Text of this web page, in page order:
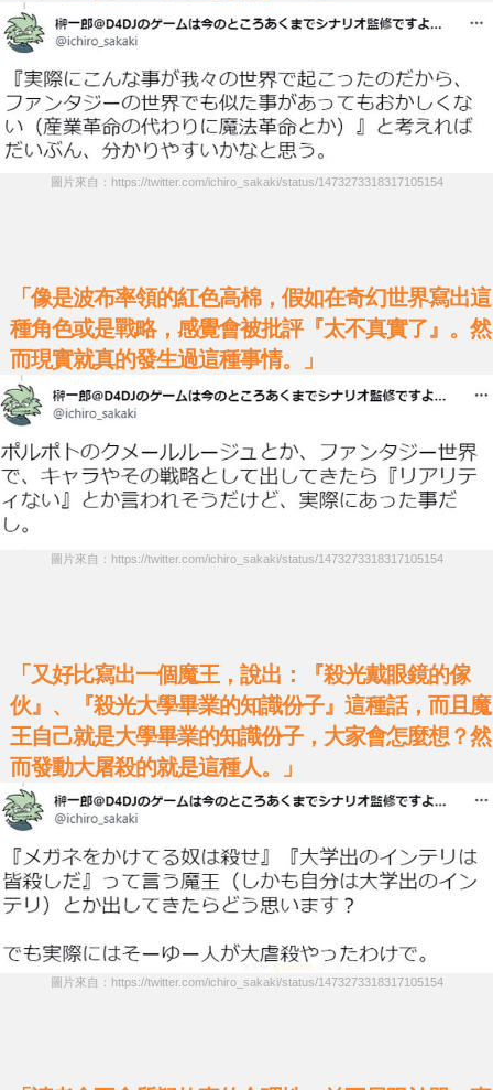
圖片來自：https://twitter.com/ichiro_sakaki/status/1473273318317105154
「像是波布率領的紅色高棉，假如在奇幻世界寫出這
種角色或是戰略，感覺會被批評『太不真實了』。然
而現實就真的發生過這種事情。」
圖片來自：https://twitter.com/ichiro_sakaki/status/1473273318317105154
「又好比寫出一個魔王，說出：『殺光戴眼鏡的傢
伙』、『殺光大學畢業的知識份子』這種話，而且魔
王自己就是大學畢業的知識份子，大家會怎麼想？然
而發動大屠殺的就是這種人。」
圖片來自：https://twitter.com/ichiro_sakaki/status/1473273318317105154